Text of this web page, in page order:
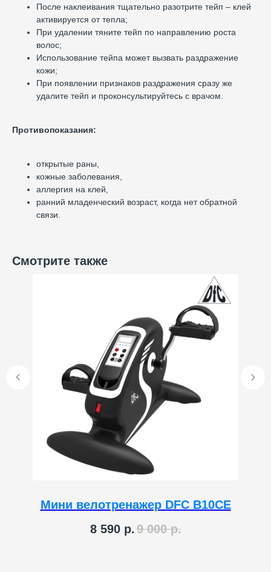
После наклеивания тщательно разотрите тейп – клей
активируется от тепла;
При удалении тяните тейп по направлению роста
волос;
Использование тейпа может вызвать раздражение
кожи;
При появлении признаков раздражения сразу же
удалите тейп и проконсультируйтесь с врачом.
Противопоказания:
открытые раны,
кожные заболевания,
аллергия на клей,
ранний младенческий возраст, когда нет обратной
связи.
Смотрите также
Мини велотренажер DFC B10CE
8 590 р.9 000 р.